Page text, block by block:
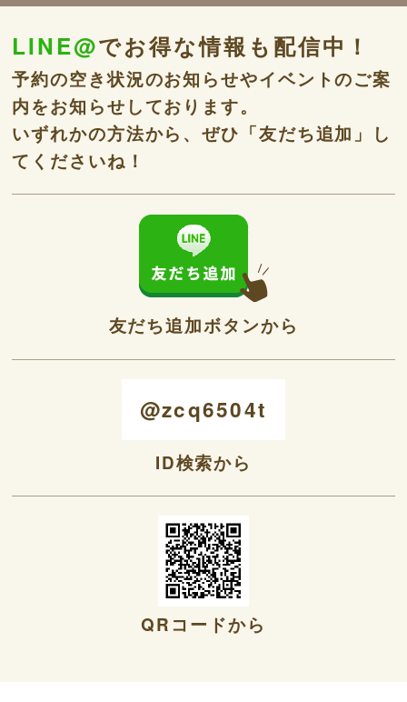
LINE@でお得な情報も配信中！
予約の空き状況のお知らせやイベントのご案
内をお知らせしております。
いずれかの方法から、ぜひ「友だち追加」し
てくださいね！
友だち追加ボタンから
@zcq6504t
ID検索から
QRコードから